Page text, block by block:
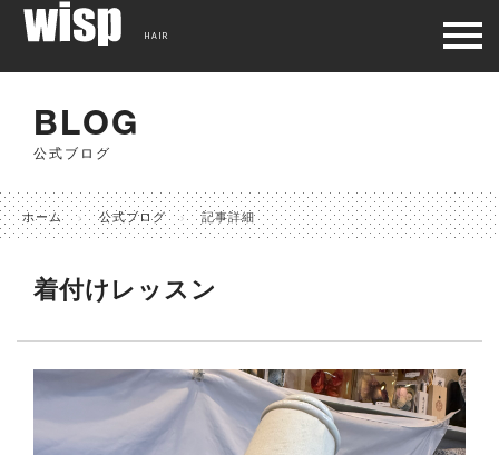
BLOG
公式ブログ
ホーム 公式ブログ 記事詳細
着付けレッスン
HAIR